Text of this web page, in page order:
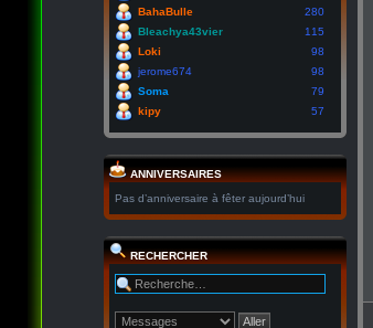
BahaBulle
280
Bleachya43vier
115
Loki
98
jerome674
98
Soma
79
kipy
57
ANNIVERSAIRES
Pas d’anniversaire à fêter aujourd’hui
RECHERCHER